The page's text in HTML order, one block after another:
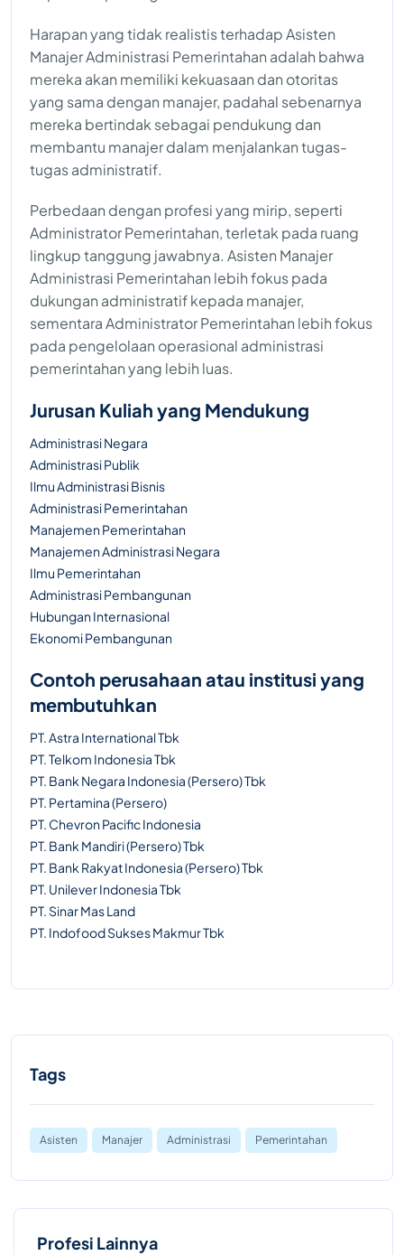
Harapan yang tidak realistis terhadap Asisten
Manajer Administrasi Pemerintahan adalah bahwa
mereka akan memiliki kekuasaan dan otoritas
yang sama dengan manajer, padahal sebenarnya
mereka bertindak sebagai pendukung dan
membantu manajer dalam menjalankan tugas-
tugas administratif.
Perbedaan dengan profesi yang mirip, seperti
Administrator Pemerintahan, terletak pada ruang
lingkup tanggung jawabnya. Asisten Manajer
Administrasi Pemerintahan lebih fokus pada
dukungan administratif kepada manajer,
sementara Administrator Pemerintahan lebih fokus
pada pengelolaan operasional administrasi
pemerintahan yang lebih luas.
Jurusan Kuliah yang Mendukung
Administrasi Negara
Administrasi Publik
Ilmu Administrasi Bisnis
Administrasi Pemerintahan
Manajemen Pemerintahan
Manajemen Administrasi Negara
Ilmu Pemerintahan
Administrasi Pembangunan
Hubungan Internasional
Ekonomi Pembangunan
Contoh perusahaan atau institusi yang
membutuhkan
PT. Astra International Tbk
PT. Telkom Indonesia Tbk
PT. Bank Negara Indonesia (Persero) Tbk
PT. Pertamina (Persero)
PT. Chevron Pacific Indonesia
PT. Bank Mandiri (Persero) Tbk
PT. Bank Rakyat Indonesia (Persero) Tbk
PT. Unilever Indonesia Tbk
PT. Sinar Mas Land
PT. Indofood Sukses Makmur Tbk
Tags
Asisten Manajer Administrasi Pemerintahan
Profesi Lainnya